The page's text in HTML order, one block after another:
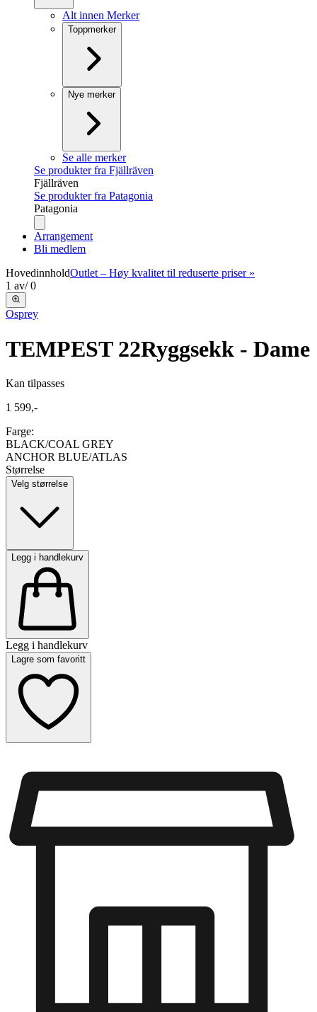
Alt innen Merker
Toppmerker
Nye merker
Se alle merker
Se produkter fra Fjällräven
Fjällräven
Se produkter fra Patagonia
Patagonia
Arrangement
Bli medlem
HovedinnholdOutlet – Høy kvalitet til reduserte priser »
1 av/ 0
Osprey
TEMPEST 22Ryggsekk - Dame
Kan tilpasses
1 599,-
Farge:
BLACK/COAL GREY
ANCHOR BLUE/ATLAS
Størrelse
Velg størrelse
Legg i handlekurv
Legg i handlekurv
Lagre som favoritt